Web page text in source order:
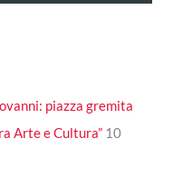
piazza gremita
Arte e Cultura” 10